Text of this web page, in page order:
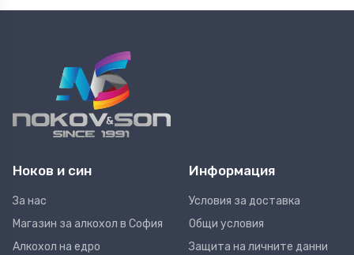
Ноков и син
За нас
Магазин за алкохол в София
Алкохол на едро
Информация
Условия за доставка
Общи условия
Защита на личните данни